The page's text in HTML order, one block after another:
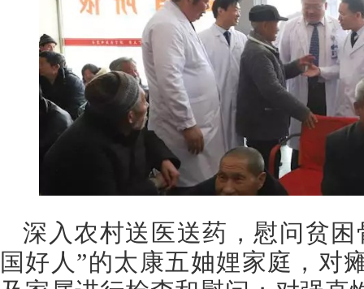
深入农村送医送药，慰问贫
国好人”的太康五妯娌家庭，对